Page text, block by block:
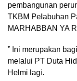
pembangunan
TKBM Pelabuhan
MARHABBAN YA
” Ini merupakan
melalui PT Duta
Helmi lagi.